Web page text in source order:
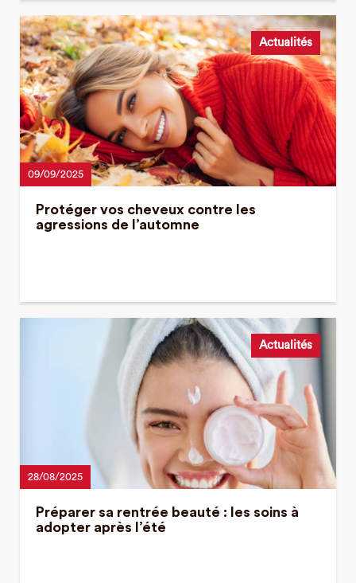
Actualités
09/09/2025
Protéger vos cheveux contre les
agressions de l’automne
Actualités
28/08/2025
Préparer sa rentrée beauté : les soins à
adopter après l’été